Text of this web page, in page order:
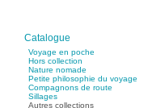
Catalogue
Voyage en poche
Hors collection
Nature nomade
Petite philosophie du voyage
Compagnons de route
Sillages
Autres collections